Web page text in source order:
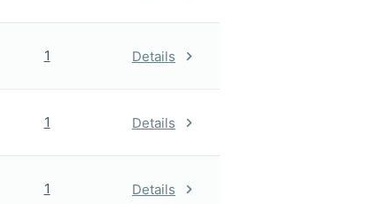
1 Details
1 Details
1 Details